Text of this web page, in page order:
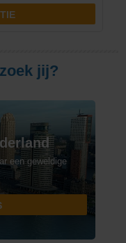
jij?
een geweldige